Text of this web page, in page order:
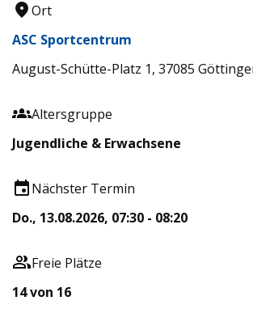
Ort
ASC Sportcentrum
August-Schütte-Platz 1, 37085
Altersgruppe
Jugendliche & Erwachsene
Nächster Termin
Do., 13.08.2026, 07:30 - 08:20
Freie Plätze
14 von 16